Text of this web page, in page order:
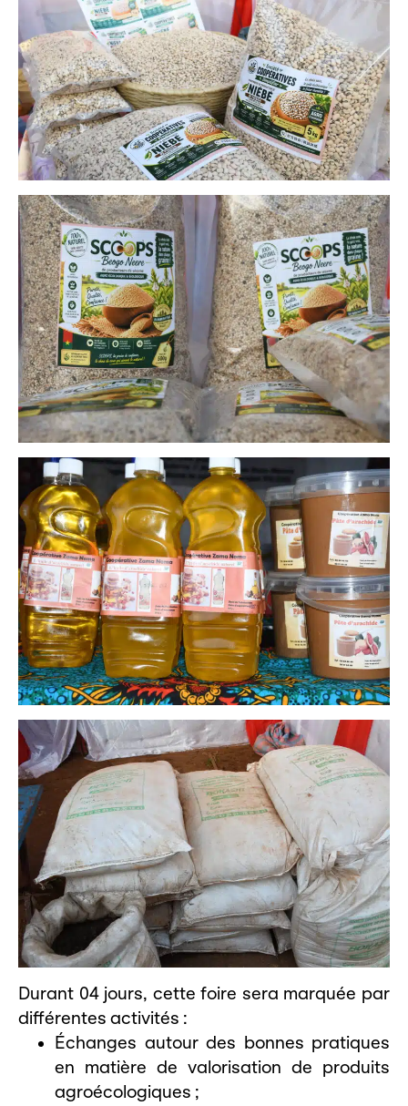
Durant 04 jours, cette foire sera marquée par
différentes activités :
Échanges autour des bonnes pratiques
en matière de valorisation de produits
agroécologiques ;